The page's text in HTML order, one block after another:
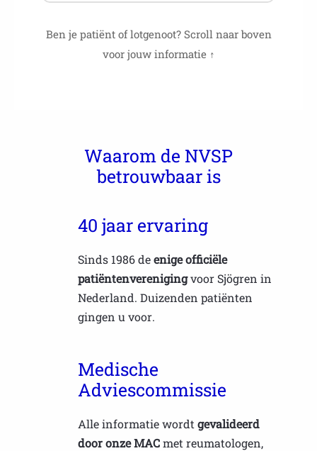
Ben je patiënt of lotgenoot? Scroll naar boven
voor jouw informatie ↑
Waarom de NVSP
betrouwbaar is
40 jaar ervaring
Sinds 1986 deenige officiële
patiëntenverenigingvoor Sjögren in
Nederland. Duizenden patiënten
gingen u voor.
Medische
Adviescommissie
Alle informatie wordt gevalideerd
door onze MACmet reumatologen,